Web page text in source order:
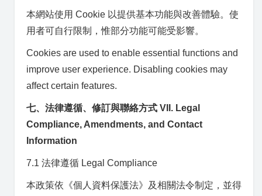
本網站使用 Cookie 以提供基本功能與改善體驗。使
用者可自行限制，惟部分功能可能受影響。
Cookies are used to enable essential functions and
improve user experience. Disabling cookies may
affect certain features.
七、法律遵循、修訂與聯絡方式 VII. Legal
Compliance, Amendments, and Contact
Information
7.1 法律遵循 Legal Compliance
本政策依《個人資料保護法》及相關法令制定，並得